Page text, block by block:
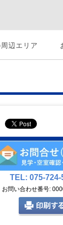
辺エリア
TEL: 075-724-
お問い合わせ番号: